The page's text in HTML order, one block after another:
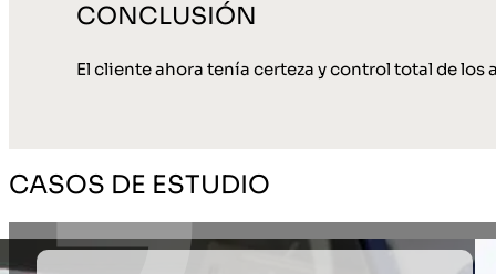
CONCLUSIÓN
El cliente ahora tenía certeza y control total de
CASOS DE ESTUDIO